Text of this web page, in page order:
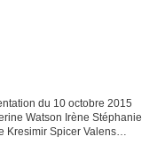
du 10 octobre 2015
Watson Irène Stéphanie
Kresimir Spicer Valens